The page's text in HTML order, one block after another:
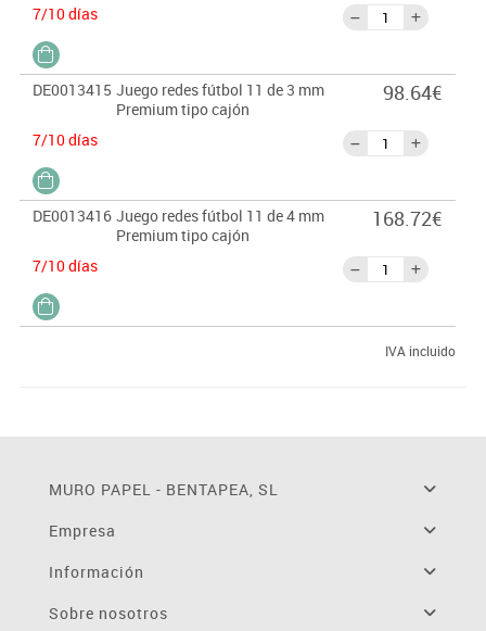
7/10 días
DE0013415 Juego redes fútbol 11 de 3 mm
Premium tipo cajón
7/10 días
98.64€
DE0013416 Juego redes fútbol 11 de 4 mm
Premium tipo cajón
7/10 días
168.72€
IVA incluido
MURO PAPEL - BENTAPEA, SL
Empresa
Información
Sobre nosotros